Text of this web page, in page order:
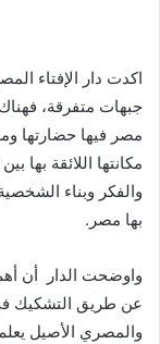
اكدت دار الإفتاء
جبهات متفرقة،
مصر فيها حضارتها
مكانتها اللائقة بها
والفكر وبناء
بها مصر.
واوضحت الدار أن
عن طريق التشكيك
والمصري الأصيل